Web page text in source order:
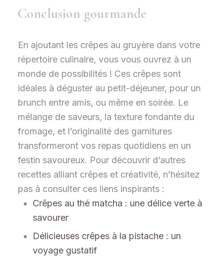
Conclusion gourmande
En ajoutant les crêpes au gruyère dans votre
répertoire culinaire, vous vous ouvrez à un
monde de possibilités ! Ces crêpes sont
idéales à déguster au petit-déjeuner, pour un
brunch entre amis, ou même en soirée. Le
mélange de saveurs, la texture fondante du
fromage, et l’originalité des garnitures
transformeront vos repas quotidiens en un
festin savoureux. Pour découvrir d’autres
recettes alliant crêpes et créativité, n’hésitez
pas à consulter ces liens inspirants :
Crêpes au thé matcha : une délice verte à
savourer
Délicieuses crêpes à la pistache : un
voyage gustatif